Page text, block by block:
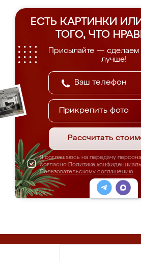
ЕСТЬ КАРТИНКИ
ТОГО, ЧТО
Присылайте — сделаем
лучше!
Прикрепить фото
Рассчитать
Я соглашаюсь на передачу
согласно Политике
Пользовательскому соглашению